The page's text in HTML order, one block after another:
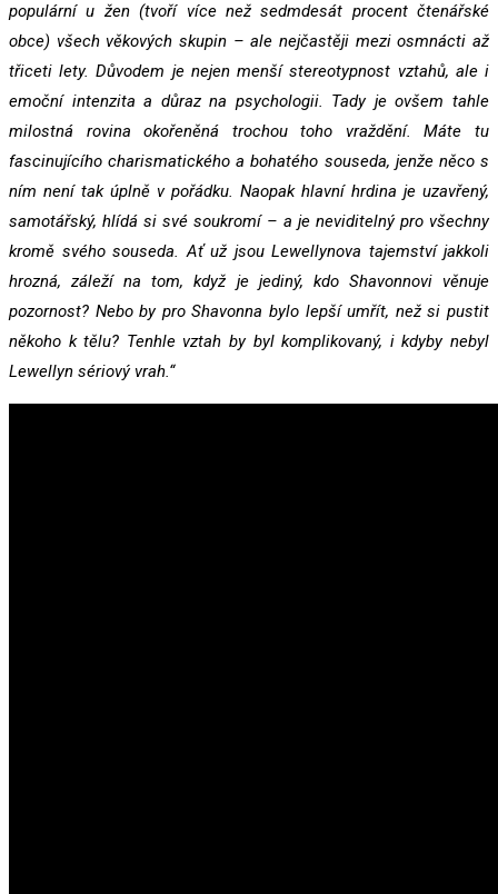
populární u žen (tvoří více než sedmdesát procent čtenářské
obce) všech věkových skupin – ale nejčastěji mezi osmnácti až
třiceti lety. Důvodem je nejen menší stereotypnost vztahů, ale i
emoční intenzita a důraz na psychologii. Tady je ovšem tahle
milostná rovina okořeněná trochou toho vraždění. Máte tu
fascinujícího charismatického a bohatého souseda, jenže něco s
ním není tak úplně v pořádku. Naopak hlavní hrdina je uzavřený,
samotářský, hlídá si své soukromí – a je neviditelný pro všechny
kromě svého souseda. Ať už jsou Lewellynova tajemství jakkoli
hrozná, záleží na tom, když je jediný, kdo Shavonnovi věnuje
pozornost? Nebo by pro Shavonna bylo lepší umřít, než si pustit
někoho k tělu? Tenhle vztah by byl komplikovaný, i kdyby nebyl
Lewellyn sériový vrah.“